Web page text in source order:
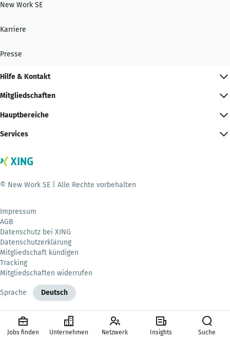
New Work SE
Karriere
Presse
Hilfe & Kontakt
Mitgliedschaften
Hauptbereiche
Services
© New Work SE | Alle Rechte vorbehalten
Impressum
AGB
Datenschutz bei XING
Datenschutzerklärung
Mitgliedschaft kündigen
Tracking
Mitgliedschaften widerrufen
Sprache Deutsch
Jobs finden Unternehmen Netzwerk Insights Suche